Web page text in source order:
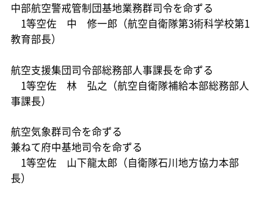
中部航空警戒管制団基地業務群司令を命ずる
1等空佐 中 修一郎（航空自衛隊第3術科学校第1
教育部長）
航空支援集団司令部総務部人事課長を命ずる
1等空佐 林 弘之（航空自衛隊補給本部総務部人
事課長）
航空気象群司令を命ずる
兼ねて府中基地司令を命ずる
1等空佐 山下龍太郎（自衛隊石川地方協力本部
長）